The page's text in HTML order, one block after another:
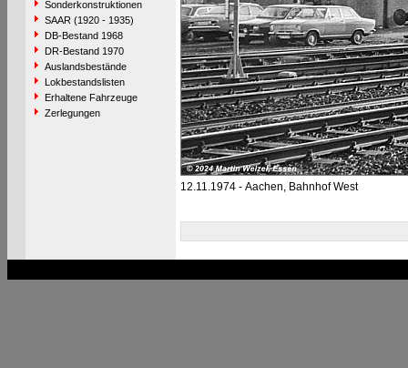
Sonderkonstruktionen
SAAR (1920 - 1935)
DB-Bestand 1968
DR-Bestand 1970
Auslandsbestände
Lokbestandslisten
Erhaltene Fahrzeuge
Zerlegungen
12.11.1974 - Aachen, Bahnhof West